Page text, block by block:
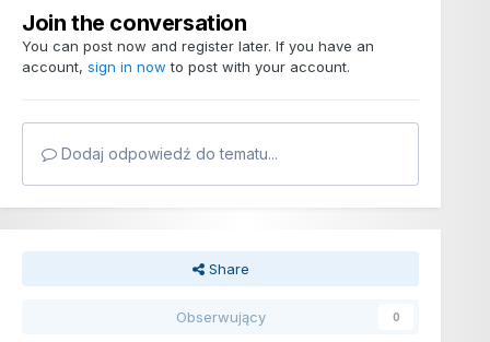
Join the conversation
You can post now and register later. If you have an
account, sign in now to post with your account.
Dodaj odpowiedź do tematu...
Share
Obserwujący 0